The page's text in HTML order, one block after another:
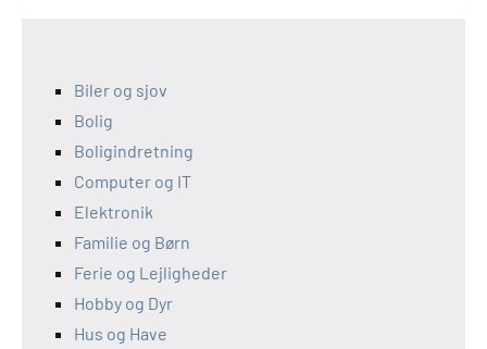
Biler og sjov
Bolig
Boligindretning
Computer og IT
Elektronik
Familie og Børn
Ferie og Lejligheder
Hobby og Dyr
Hus og Have